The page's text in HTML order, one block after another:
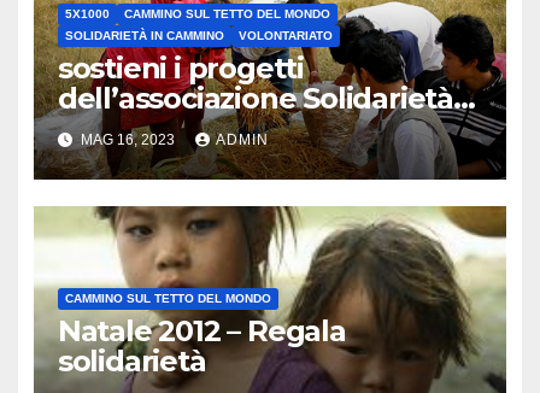
5X1000
CAMMINO SUL TETTO DEL MONDO
SOLIDARIETÀ IN CAMMINO
VOLONTARIATO
sostieni i progetti
dell’associazione Solidarietà
in Cammino ODV
MAG 16, 2023 ADMIN
CAMMINO SUL TETTO DEL MONDO
Natale 2012 – Regala
solidarietà